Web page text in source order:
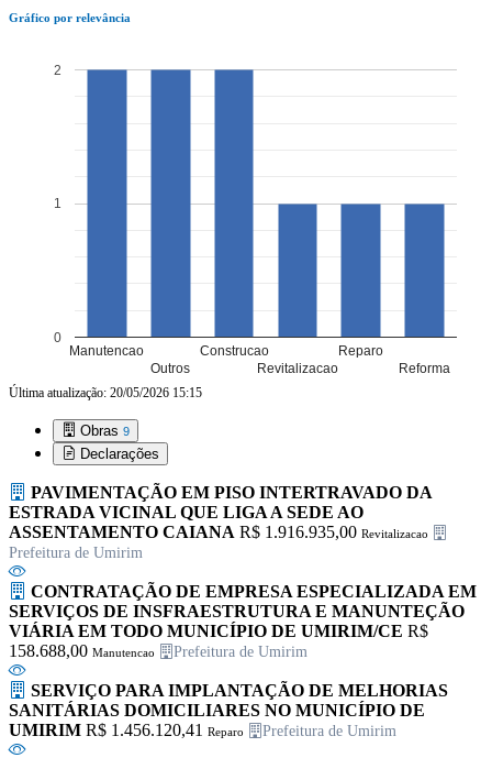
Gráfico por relevância
Manutencao
Outros
Construcao
Revitalizacao
Reparo
Reforma
0
1
2
Última atualização: 20/05/2026 15:15
Obras 9
Declarações
PAVIMENTAÇÃO EM PISO INTERTRAVADO DA
ESTRADA VICINAL QUE LIGA A SEDE AO
ASSENTAMENTO CAIANA R$ 1.916.935,00 Revitalizacao
Prefeitura de Umirim
CONTRATAÇÃO DE EMPRESA ESPECIALIZADA EM
SERVIÇOS DE INSFRAESTRUTURA E MANUNTEÇÃO
VIÁRIA EM TODO MUNICÍPIO DE UMIRIM/CE R$
158.688,00 Manutencao Prefeitura de Umirim
SERVIÇO PARA IMPLANTAÇÃO DE MELHORIAS
SANITÁRIAS DOMICILIARES NO MUNICÍPIO DE
UMIRIM R$ 1.456.120,41 Reparo Prefeitura de Umirim